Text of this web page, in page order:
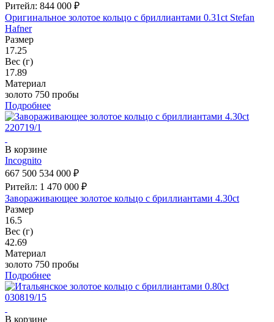
Ритейл: 844 000 ₽
Оригинальное золотое кольцо с бриллиантами 0.31ct Stefan
Hafner
Размер
17.25
Вес (г)
17.89
Материал
золото 750 пробы
Подробнее
В корзине
Incognito
667 500 534 000 ₽
Ритейл: 1 470 000 ₽
Завораживающее золотое кольцо с бриллиантами 4.30ct
Размер
16.5
Вес (г)
42.69
Материал
золото 750 пробы
Подробнее
В корзине